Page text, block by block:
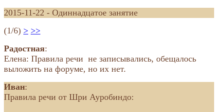
2015-11-22 - Одиннадцатое занятие
(1/6) > >>
Радостная:
Елена: Правила речи не записывались, обещалось
выложить на форуме, но их нет.
Иван:
Правила речи от Шри Ауробиндо: